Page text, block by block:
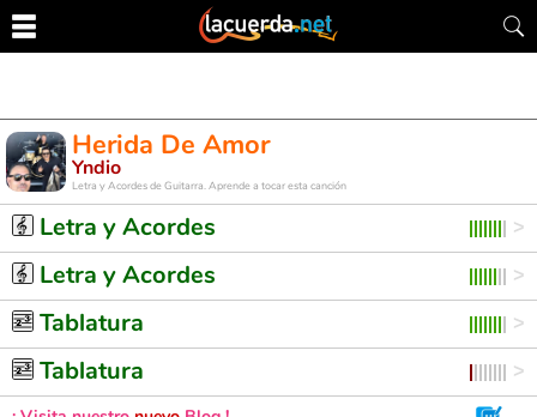
Herida De Amor
Yndio
Letra y Acordes de Guitarra. Aprende a tocar esta canción
Letra y Acordes
Letra y Acordes
Tablatura
Tablatura